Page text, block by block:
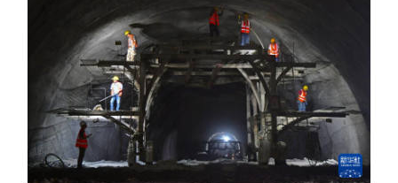
视频 直播
地方频道
北京 天津 河北 山西
辽宁 江苏